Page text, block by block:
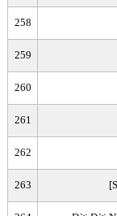
258
259
260
261
262
263